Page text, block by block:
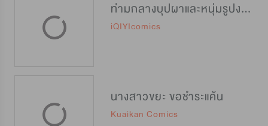
ท่ามกลางบุปผาและหนุ่มรูปงาม
iQIYIcomics
นางสาวขยะ ขอชำระแค้น
Kuaikan Comics